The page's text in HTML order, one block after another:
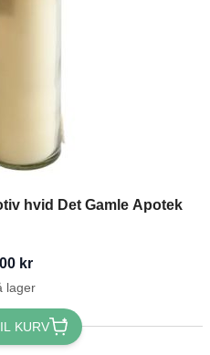
hvid Det Gamle Apotek
kr
lager
KURV